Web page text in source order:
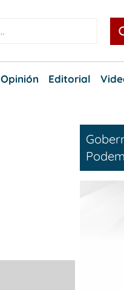
Opinión Editorial